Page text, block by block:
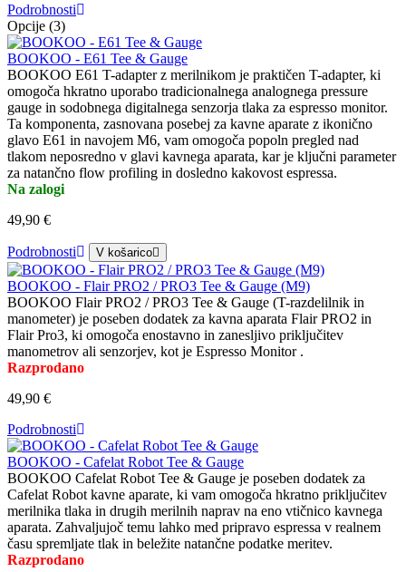
Podrobnosti
Opcije (3)
BOOKOO - E61 Tee & Gauge
BOOKOO E61 T-adapter z merilnikom je praktičen T-adapter, ki
omogoča hkratno uporabo tradicionalnega analognega pressure
gauge in sodobnega digitalnega senzorja tlaka za espresso monitor.
Ta komponenta, zasnovana posebej za kavne aparate z ikonično
glavo E61 in navojem M6, vam omogoča popoln pregled nad
tlakom neposredno v glavi kavnega aparata, kar je ključni parameter
za natančno flow profiling in dosledno kakovost espressa.
Na zalogi
49,90 €
Podrobnosti V košarico
BOOKOO - Flair PRO2 / PRO3 Tee & Gauge (M9)
BOOKOO Flair PRO2 / PRO3 Tee & Gauge (T-razdelilnik in
manometer) je poseben dodatek za kavna aparata Flair PRO2 in
Flair Pro3, ki omogoča enostavno in zanesljivo priključitev
manometrov ali senzorjev, kot je Espresso Monitor .
Razprodano
49,90 €
Podrobnosti
BOOKOO - Cafelat Robot Tee & Gauge
BOOKOO Cafelat Robot Tee & Gauge je poseben dodatek za
Cafelat Robot kavne aparate, ki vam omogoča hkratno priključitev
merilnika tlaka in drugih merilnih naprav na eno vtičnico kavnega
aparata. Zahvaljujoč temu lahko med pripravo espressa v realnem
času spremljate tlak in beležite natančne podatke meritev.
Razprodano